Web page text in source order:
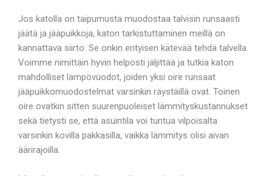
Jos katolla on taipumusta muodostaa talvisin runsaasti
jäätä ja jääpuikkoja, katon tarkistuttaminen meillä on
kannattava siirto. Se onkin erityisen kätevää tehdä talvella.
Voimme nimittäin hyvin helposti jäljittää ja tutkia katon
mahdolliset lämpövuodot, joiden yksi oire runsaat
jääpuikkomuodostelmat varsinkin räystäillä ovat. Toinen
oire ovatkin sitten suurenpuoleiset lämmityskustannukset
sekä tietysti se, että asuintila voi tuntua vilpoisalta
varsinkin kovilla pakkasilla, vaikka lämmitys olisi aivan
äärirajoilla.